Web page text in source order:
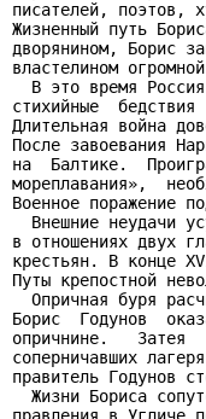
писателей, поэтов,
Жизненный путь
дворянином, Борис
властелином
В это время
стихийные
Длительная война
После завоевания
на  Балтике.
мореплавания»,
Военное поражение
Внешние неудачи
в отношениях двух
крестьян. В конце
Путы крепостной
Опричная буря
Борис  Годунов
опричнине.   Затея
соперничавших
правитель Годунов
Жизни Бориса